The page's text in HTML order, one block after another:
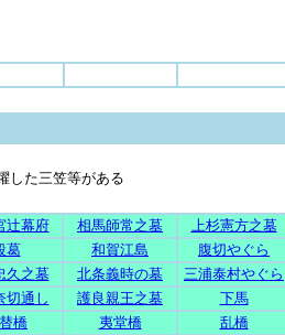
した三笠等がある
辻幕府 相馬師常之墓
上杉憲方之墓
葛 和賀江島
腹切やぐら
久之墓 北条義時の墓
三浦泰村やぐら
切通し 護良親王之墓
下馬
橋 夷堂橋
乱橋